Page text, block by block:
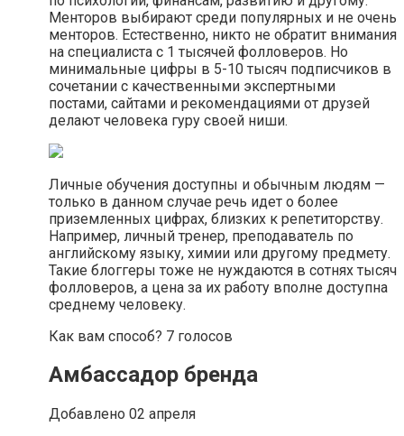
Менторов выбирают среди популярных и не очень
менторов. Естественно, никто не обратит внимания
на специалиста с 1 тысячей фолловеров. Но
минимальные цифры в 5-10 тысяч подписчиков в
сочетании с качественными экспертными
постами, сайтами и рекомендациями от друзей
делают человека гуру своей ниши.
Личные обучения доступны и обычным людям —
только в данном случае речь идет о более
приземленных цифрах, близких к репетиторству.
Например, личный тренер, преподаватель по
английскому языку, химии или другому предмету.
Такие блоггеры тоже не нуждаются в сотнях тысяч
фолловеров, а цена за их работу вполне доступна
среднему человеку.
Как вам способ? 7 голосов
Амбассадор бренда
Добавлено 02 апреля